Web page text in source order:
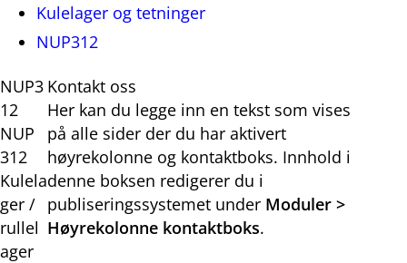
Kulelager og tetninger
NUP312
NUP3
12
NUP
312
Kulela
ger /
rullel
ager
Kontakt oss
Her kan du legge inn en tekst som vises
på alle sider der du har aktivert
høyrekolonne og kontaktboks. Innhold i
denne boksen redigerer du i
publiseringssystemet under Moduler >
Høyrekolonne kontaktboks.